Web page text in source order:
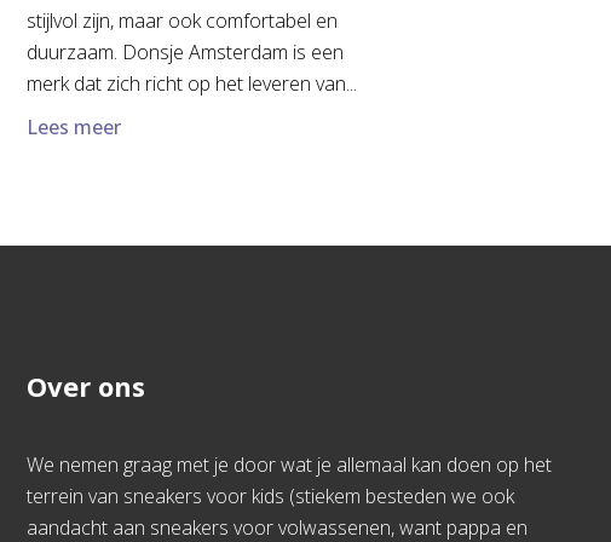
stijlvol zijn, maar ook comfortabel en
duurzaam. Donsje Amsterdam is een
merk dat zich richt op het leveren van...
Lees meer
Over ons
We nemen graag met je door wat je allemaal kan doen op het
terrein van sneakers voor kids (stiekem besteden we ook
aandacht aan sneakers voor volwassenen, want pappa en